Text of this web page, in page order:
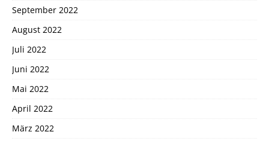
September 2022
August 2022
Juli 2022
Juni 2022
Mai 2022
April 2022
März 2022